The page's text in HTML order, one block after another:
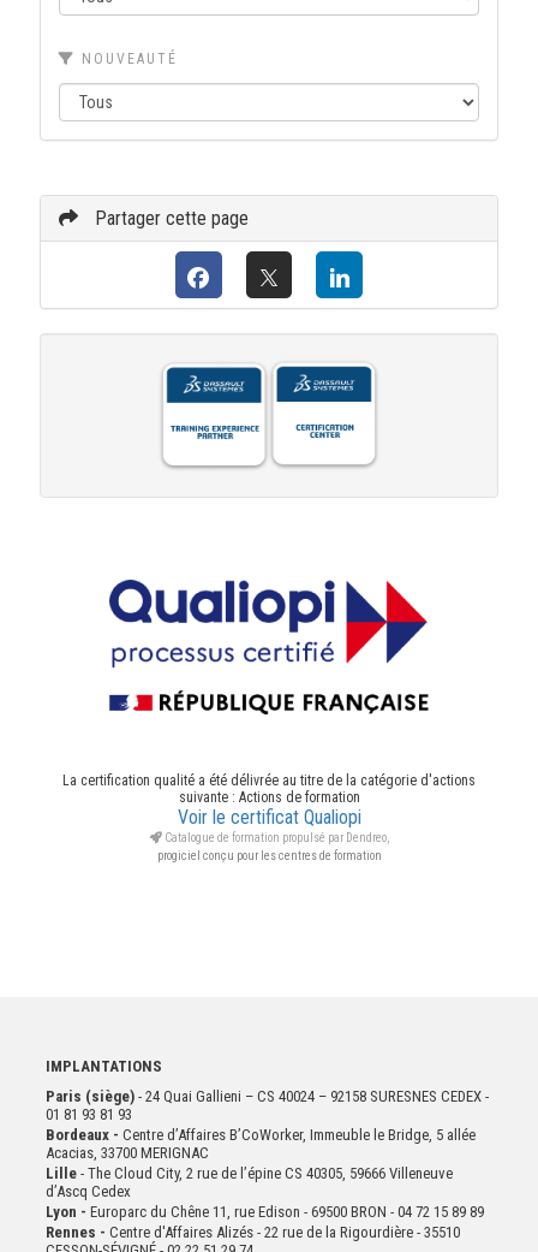
NOUVEAUTÉ
Partager cette page
La certification qualité a été délivrée au titre de la catégorie d'actions
suivante : Actions de formation
Voir le certificat Qualiopi
Catalogue de formation propulsé par Dendreo,
progiciel conçu pour les centres de formation
IMPLANTATIONS
Paris (siège) - 24 Quai Gallieni – CS 40024 – 92158 SURESNES CEDEX -
01 81 93 81 93
Bordeaux - Centre d’Affaires B’CoWorker, Immeuble le Bridge, 5 allée
Acacias, 33700 MERIGNAC
Lille- The Cloud City, 2 rue de l’épine CS 40305, 59666 Villeneuve
d’Ascq Cedex
Lyon - Europarc du Chêne 11, rue Edison - 69500 BRON - 04 72 15 89 89
Rennes - Centre d'Affaires Alizés - 22 rue de la Rigourdière - 35510